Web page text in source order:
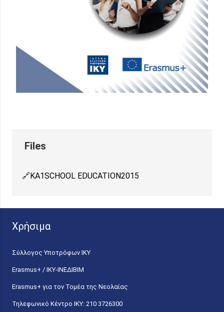
KA1SCHOOL EDUCATION2015
Χρήσιμα
Σύλλογος Υποτρόφων ΙΚΥ
Erasmus+ / ΙΚΥ-ΙΝΕΔΙΒΙΜ
Erasmus+ για τον Τομέα της Νεολαίας
Τηλεφωνικό Κέντρο IKY: 210 3726300